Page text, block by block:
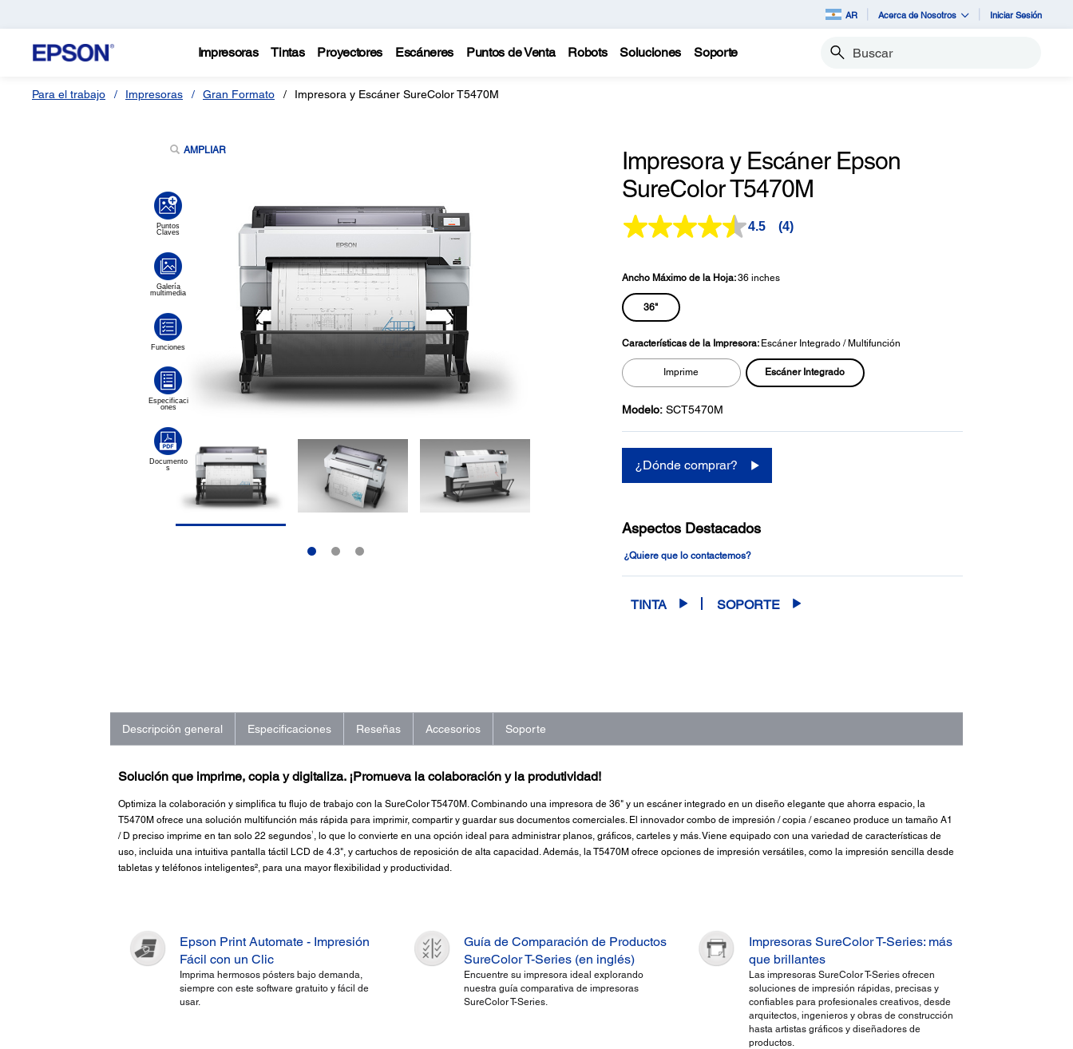
AR Acerca de Nosotros Iniciar Sesión
Impresoras Tintas Proyectores Escáneres Puntos de Venta Robots Soluciones Soporte Buscar
Para el trabajo Impresoras Gran Formato Impresora y Escáner SureColor T5470M
AMPLIAR
Impresora y Escáner Epson
SureColor T5470M
4.5
Lea
en
(4)
Ancho Máximo de la Hoja:36 inches
36"
Características de la Impresora: Escáner Integrado / Multifunción
Imprime Escáner Integrado
Modelo: SCT5470M
¿Dónde comprar?
Aspectos Destacados
¿Quiere que lo contactemos?
TINTA SOPORTE
Descripción general Especificaciones Reseñas Accesorios Soporte
Solución que imprime, copia y digitaliza. ¡Promueva la colaboración y la produtividad!
Optimiza la colaboración y simplifica tu flujo de trabajo con la SureColor T5470M. Combinando una impresora de 36" y un escáner integrado en un diseño elegante que ahorra espacio, la
T5470M ofrece una solución multifunción más rápida para imprimir, compartir y guardar sus documentos comerciales. El innovador combo de impresión / copia / escaneo produce un tamaño A1
/ D preciso imprime en tan solo 22 segundos1 , lo que lo convierte en una opción ideal para administrar planos, gráficos, carteles y más. Viene equipado con una variedad de características de
uso, incluida una intuitiva pantalla táctil LCD de 4.3", y cartuchos de reposición de alta capacidad. Además, la T5470M ofrece opciones de impresión versátiles, como la impresión sencilla desde
tabletas y teléfonos inteligentes², para una mayor flexibilidad y productividad.
Epson Print Automate - Impresión
Fácil con un Clic
Imprima hermosos pósters bajo demanda,
siempre con este software gratuito y fácil de
usar.
Guía de Comparación de Productos
SureColor T-Series (en inglés)
Encuentre su impresora ideal explorando
nuestra guía comparativa de impresoras
SureColor T-Series.
Impresoras SureColor T-Series: más
que brillantes
Las impresoras SureColor T-Series ofrecen
soluciones de impresión rápidas, precisas y
confiables para profesionales creativos, desde
arquitectos, ingenieros y obras de construcción
hasta artistas gráficos y diseñadores de
productos.